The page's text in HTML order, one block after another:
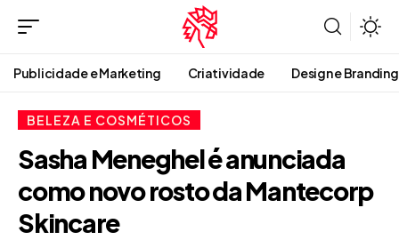
Publicidade e Marketing Criatividade Design e Branding
BELEZA E COSMÉTICOS
Sasha Meneghel é anunciada
como novo rosto da Mantecorp
Skincare